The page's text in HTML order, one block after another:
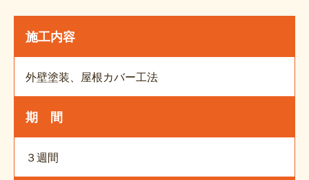
施工内容
外壁塗装、屋根カバー工法
期 間
３週間